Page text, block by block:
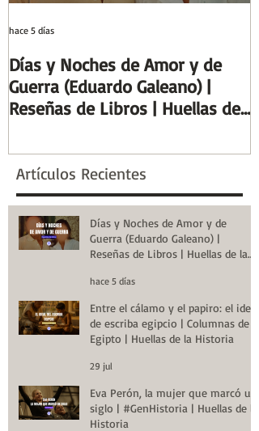
Días y Noches de Amor y de
Guerra (Eduardo Galeano) |
Reseñas de Libros | Huellas de
hace 5 días
Artículos Recientes
Días y Noches de Amor y de
Guerra (Eduardo Galeano) |
Reseñas de Libros | Huellas de la
hace 5 días
Entre el cálamo y el papiro: el ideal
de escriba egipcio | Columnas de
Egipto | Huellas de la Historia
29 jul
Eva Perón, la mujer que marcó un
siglo | #GenHistoria | Huellas de la
Historia